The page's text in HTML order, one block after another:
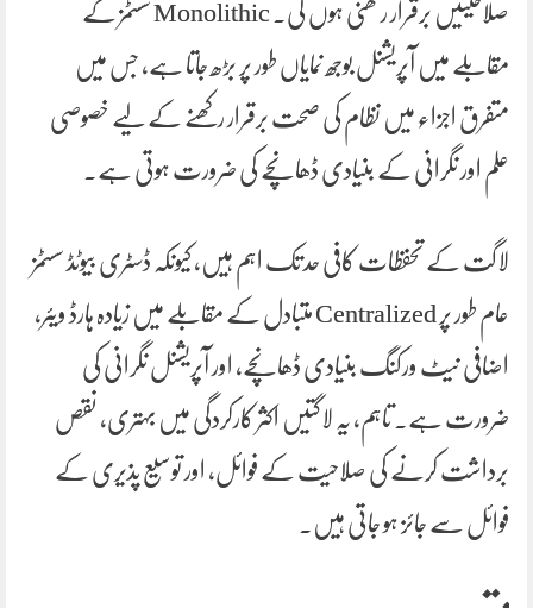
صلاحیتیں برقرار رکھنی ہوں گی۔ Monolithic سسٹمز کے
مقابلے میں آپریشنل بوجھ نمایاں طور پر بڑھ جاتا ہے، جس میں
متفرق اجزاء میں نظام کی صحت برقرار رکھنے کے لیے خصوصی
علم اور نگرانی کے بنیادی ڈھانچے کی ضرورت ہوتی ہے۔
لاگت کے تحفظات کافی حد تک اہم ہیں، کیونکہ ڈسٹری بیوٹڈ سسٹمز
عام طور پر Centralized متبادل کے مقابلے میں زیادہ ہارڈ ویئر،
اضافی نیٹ ورکنگ بنیادی ڈھانچے، اور آپریشنل نگرانی کی
ضرورت ہے۔ تاہم، یہ لاگتیں اکثر کارکردگی میں بہتری، نقص
برداشت کرنے کی صلاحیت کے فوائل، اور توسیع پذیری کے
فوائل سے جائز ہو جاتی ہیں۔